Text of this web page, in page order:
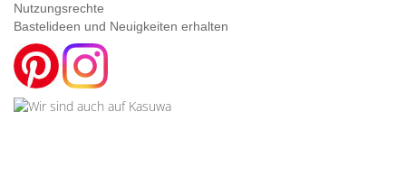
Nutzungsrechte
Bastelideen und Neuigkeiten erhalten